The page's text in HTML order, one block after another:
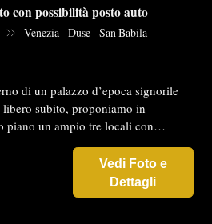
con possibilità posto auto
Venezia - Duse - San Babila
di un palazzo d’epoca signorile
subito, proponiamo in
piano un ampio tre locali con…
Vedi Foto e
Dettagli